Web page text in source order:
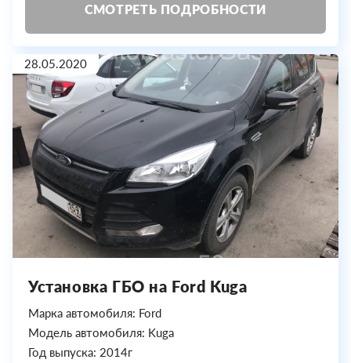
СМОТРЕТЬ ПОДРОБНОСТИ
28.05.2020
Установка ГБО на Ford Kuga
Марка автомобиля: Ford
Модель автомобиля: Kuga
Год выпуска: 2014г